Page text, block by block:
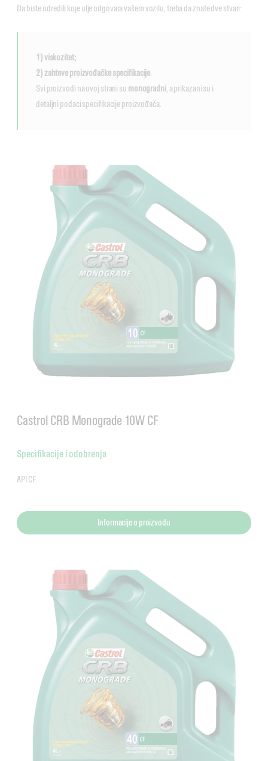
Da biste odredili koje ulje odgovara vašem vozilu, treba da znate dve stvari:
1) viskozitet;
2) zahteve proizvođačke specifikacije
Svi proizvodi na ovoj strani su monogradni, a prikazani su i
detaljni podaci specifikacije proizvođača.
Castrol CRB Monograde 10W CF
Specifikacije i odobrenja
API CF
Informacije o proizvodu